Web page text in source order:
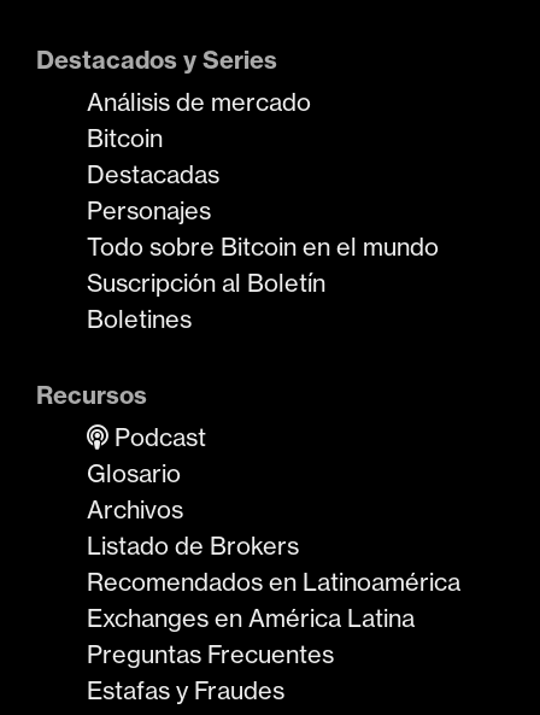
Destacados y Series
Análisis de mercado
Bitcoin
Destacadas
Personajes
Todo sobre Bitcoin en el mundo
Suscripción al Boletín
Boletines
Recursos
Podcast
Glosario
Archivos
Listado de Brokers
Recomendados en Latinoamérica
Exchanges en América Latina
Preguntas Frecuentes
Estafas y Fraudes